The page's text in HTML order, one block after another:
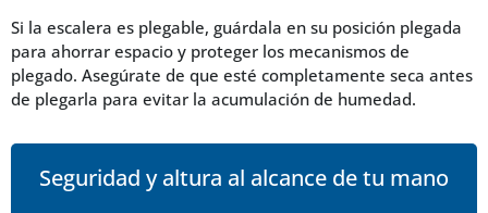
Si la escalera es plegable, guárdala en su posición plegada
para ahorrar espacio y proteger los mecanismos de
plegado. Asegúrate de que esté completamente seca antes
de plegarla para evitar la acumulación de humedad.
Seguridad y altura al alcance de tu mano